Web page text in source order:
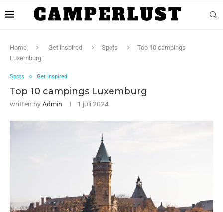
Home Get inspired Spots
Top 10 campings
Luxemburg
Spots Get inspired
Top 10 campings Luxemburg
written byAdmin 1 juli 2024